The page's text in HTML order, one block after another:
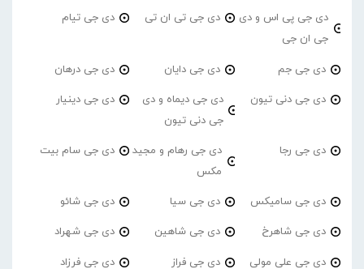
دی جی پی اس و دی
جی ان جی
دی جی تی ان تی دی جی تیام
دی جی جم دی جی دایان دی جی درهان
دی جی دنی تیون
دی جی دیماه و دی
جی دنی تیون
دی جی دینیار
دی جی رجا
دی جی رهام و مجید
مکس
دی جی سام بیت
دی جی سامیکس دی جی سیا دی جی شائو
دی جی شاهرخ دی جی شاهین دی جی شهراد
دی جی علی مولی دی جی فراز دی جی فرزاد